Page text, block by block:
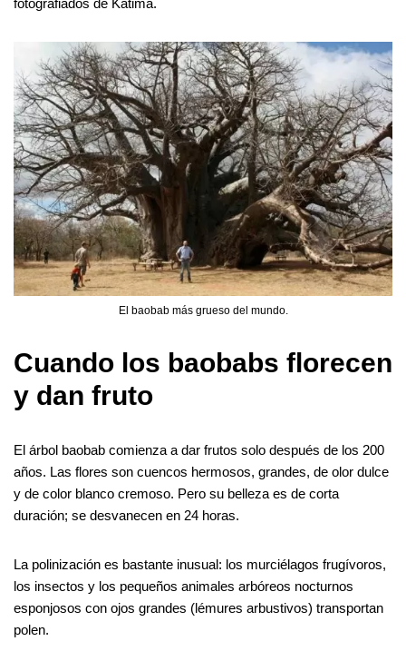
El baobab más grueso del mundo.
Cuando los baobabs florecen
y dan fruto
El árbol baobab comienza a dar frutos solo después de los 200
años. Las flores son cuencos hermosos, grandes, de olor dulce
y de color blanco cremoso. Pero su belleza es de corta
duración; se desvanecen en 24 horas.
La polinización es bastante inusual: los murciélagos frugívoros,
los insectos y los pequeños animales arbóreos nocturnos
esponjosos con ojos grandes (lémures arbustivos) transportan
polen.